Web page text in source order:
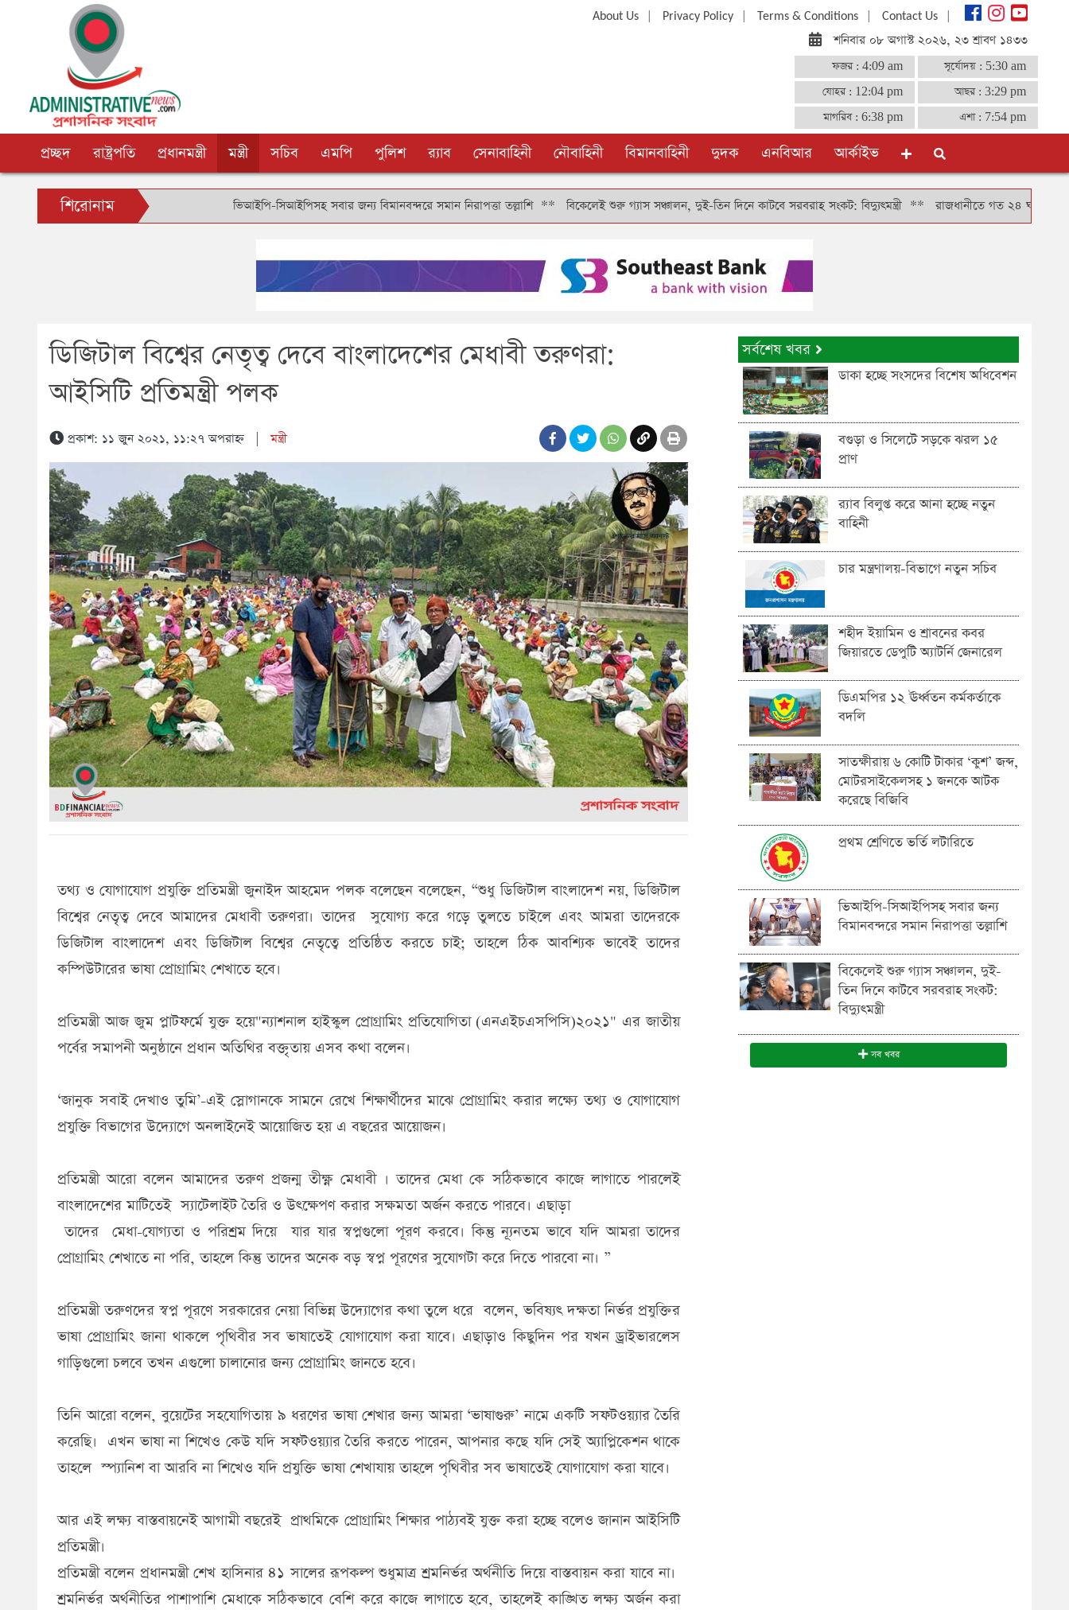
About Us| Privacy Policy| Terms & Conditions| Contact Us|
শনিবার ০৮ অগাস্ট ২০২৬, ২৩ শ্রাবণ ১৪৩৩
ফজর : 4:09 am সূর্যোদয় : 5:30 am
যোহর : 12:04 pm আছর : 3:29 pm
মাগরিব : 6:38 pm এশা : 7:54 pm
প্রচ্ছদ রাষ্ট্রপতি প্রধানমন্ত্রী মন্ত্রী সচিব এমপি পুলিশ র‍্যাব সেনাবাহিনী নৌবাহিনী বিমানবাহিনী দুদক এনবিআর আর্কাইভ
শিরোনাম ভিআইপি-সিআইপিসহ সবার জন্য বিমানবন্দরে সমান নিরাপত্তা তল্লাশি**বিকেলেই শুরু গ্যাস সঞ্চালন, দুই-তিন দিনে কাটবে সরবরাহ সংকট: বিদ্যুৎমন্ত্রী**রাজধানীতে গত ২৪ ঘণ্টায় গ্রেফতার
ডিজিটাল বিশ্বের নেতৃত্ব দেবে বাংলাদেশের মেধাবী তরুণরা:
আইসিটি প্রতিমন্ত্রী পলক
প্রকাশ: ১১ জুন ২০২১, ১১:২৭ অপরাহ্ন|মন্ত্রী
তথ্য ও যোগাযোগ প্রযুক্তি প্রতিমন্ত্রী জুনাইদ আহমেদ পলক বলেছেন বলেছেন, “শুধু ডিজিটাল বাংলাদেশ নয়, ডিজিটাল
বিশ্বের নেতৃত্ব দেবে আমাদের মেধাবী তরুণরা। তাদের সুযোগ্য করে গড়ে তুলতে চাইলে এবং আমরা তাদেরকে
ডিজিটাল বাংলাদেশ এবং ডিজিটাল বিশ্বের নেতৃত্বে প্রতিষ্ঠিত করতে চাই; তাহলে ঠিক আবশ্যিক ভাবেই তাদের
কম্পিউটারের ভাষা প্রোগ্রামিং শেখাতে হবে।
প্রতিমন্ত্রী আজ জুম প্লাটফর্মে যুক্ত হয়ে"ন্যাশনাল হাইস্কুল প্রোগ্রামিং প্রতিযোগিতা (এনএইচএসপিসি)২০২১" এর জাতীয়
পর্বের সমাপনী অনুষ্ঠানে প্রধান অতিথির বক্তৃতায় এসব কথা বলেন।
‘জানুক সবাই দেখাও তুমি’-এই স্লোগানকে সামনে রেখে শিক্ষার্থীদের মাঝে প্রোগ্রামিং করার লক্ষ্যে তথ্য ও যোগাযোগ
প্রযুক্তি বিভাগের উদ্যোগে অনলাইনেই আয়োজিত হয় এ বছরের আয়োজন।
প্রতিমন্ত্রী আরো বলেন আমাদের তরুণ প্রজন্ম তীক্ষ্ণ মেধাবী । তাদের মেধা কে সঠিকভাবে কাজে লাগাতে পারলেই
বাংলাদেশের মাটিতেই স্যাটেলাইট তৈরি ও উৎক্ষেপণ করার সক্ষমতা অর্জন করতে পারবে। এছাড়া
তাদের মেধা-যোগ্যতা ও পরিশ্রম দিয়ে যার যার স্বপ্নগুলো পূরণ করবে। কিন্তু ন্যূনতম ভাবে যদি আমরা তাদের
প্রোগ্রামিং শেখাতে না পরি, তাহলে কিন্তু তাদের অনেক বড় স্বপ্ন পূরণের সুযোগটা করে দিতে পারবো না। ”
প্রতিমন্ত্রী তরুণদের স্বপ্ন পূরণে সরকারের নেয়া বিভিন্ন উদ্যোগের কথা তুলে ধরে বলেন, ভবিষ্যৎ দক্ষতা নির্ভর প্রযুক্তির
ভাষা প্রোগ্রামিং জানা থাকলে পৃথিবীর সব ভাষাতেই যোগাযোগ করা যাবে। এছাড়াও কিছুদিন পর যখন ড্রাইভারলেস
গাড়িগুলো চলবে তখন এগুলো চালানোর জন্য প্রোগ্রামিং জানতে হবে।
তিনি আরো বলেন, বুয়েটের সহযোগিতায় ৯ ধরণের ভাষা শেখার জন্য আমরা ‘ভাষাগুরু’ নামে একটি সফটওয়্যার তৈরি
করেছি। এখন ভাষা না শিখেও কেউ যদি সফটওয়্যার তৈরি করতে পারেন, আপনার কছে যদি সেই অ্যাপ্লিকেশন থাকে
তাহলে স্প্যানিশ বা আরবি না শিখেও যদি প্রযুক্তি ভাষা শেখাযায় তাহলে পৃথিবীর সব ভাষাতেই যোগাযোগ করা যাবে।
আর এই লক্ষ্য বাস্তবায়নেই আগামী বছরেই প্রাথমিকে প্রোগ্রামিং শিক্ষার পাঠ্যবই যুক্ত করা হচ্ছে বলেও জানান আইসিটি
প্রতিমন্ত্রী।
প্রতিমন্ত্রী বলেন প্রধানমন্ত্রী শেখ হাসিনার ৪১ সালের রূপকল্প শুধুমাত্র শ্রমনির্ভর অর্থনীতি দিয়ে বাস্তবায়ন করা যাবে না।
শ্রমনির্ভর অর্থনীতির পাশাপাশি মেধাকে সঠিকভাবে বেশি করে কাজে লাগাতে হবে, তাহলেই কাঙ্খিত লক্ষ্য অর্জন করা
সর্বশেষ খবর
ডাকা হচ্ছে সংসদের বিশেষ অধিবেশন
বগুড়া ও সিলেটে সড়কে ঝরল ১৫
প্রাণ
র‍্যাব বিলুপ্ত করে আনা হচ্ছে নতুন
বাহিনী
চার মন্ত্রণালয়-বিভাগে নতুন সচিব
শহীদ ইয়ামিন ও শ্রাবনের কবর
জিয়ারতে ডেপুটি অ্যাটর্নি জেনারেল
ডিএমপির ১২ ঊর্ধ্বতন কর্মকর্তাকে
বদলি
সাতক্ষীরায় ৬ কোটি টাকার ‘কুশ’ জব্দ,
মোটরসাইকেলসহ ১ জনকে আটক
করেছে বিজিবি
প্রথম শ্রেণিতে ভর্তি লটারিতে
ভিআইপি-সিআইপিসহ সবার জন্য
বিমানবন্দরে সমান নিরাপত্তা তল্লাশি
বিকেলেই শুরু গ্যাস সঞ্চালন, দুই-
তিন দিনে কাটবে সরবরাহ সংকট:
বিদ্যুৎমন্ত্রী
সব খবর